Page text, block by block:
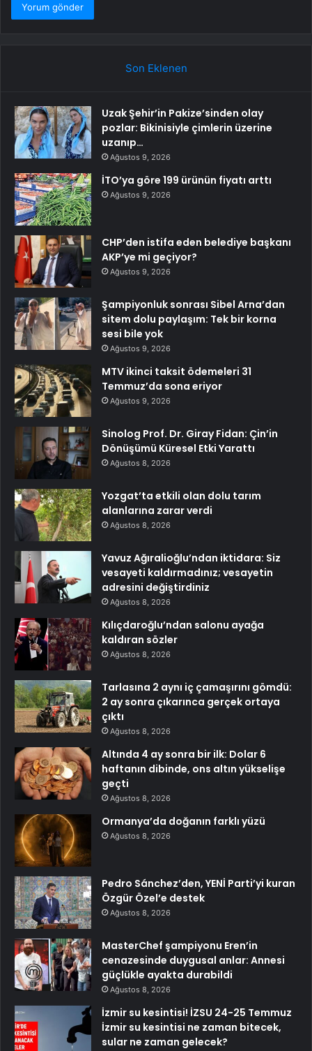
Son Eklenen
Uzak Şehir’in Pakize’sinden olay
pozlar: Bikinisiyle çimlerin üzerine
uzanıp…
Ağustos 9, 2026
İTO’ya göre 199 ürünün fiyatı arttı
Ağustos 9, 2026
CHP’den istifa eden belediye başkanı
AKP’ye mi geçiyor?
Ağustos 9, 2026
Şampiyonluk sonrası Sibel Arna’dan
sitem dolu paylaşım: Tek bir korna
sesi bile yok
Ağustos 9, 2026
MTV ikinci taksit ödemeleri 31
Temmuz’da sona eriyor
Ağustos 9, 2026
Sinolog Prof. Dr. Giray Fidan: Çin’in
Dönüşümü Küresel Etki Yarattı
Ağustos 8, 2026
Yozgat’ta etkili olan dolu tarım
alanlarına zarar verdi
Ağustos 8, 2026
Yavuz Ağıralioğlu’ndan iktidara: Siz
vesayeti kaldırmadınız; vesayetin
adresini değiştirdiniz
Ağustos 8, 2026
Kılıçdaroğlu’ndan salonu ayağa
kaldıran sözler
Ağustos 8, 2026
Tarlasına 2 aynı iç çamaşırını gömdü:
2 ay sonra çıkarınca gerçek ortaya
çıktı
Ağustos 8, 2026
Altında 4 ay sonra bir ilk: Dolar 6
haftanın dibinde, ons altın yükselişe
geçti
Ağustos 8, 2026
Ormanya’da doğanın farklı yüzü
Ağustos 8, 2026
Pedro Sánchez’den, YENİ Parti’yi kuran
Özgür Özel’e destek
Ağustos 8, 2026
MasterChef şampiyonu Eren’in
cenazesinde duygusal anlar: Annesi
güçlükle ayakta durabildi
Ağustos 8, 2026
İzmir su kesintisi! İZSU 24-25 Temmuz
İzmir su kesintisi ne zaman bitecek,
sular ne zaman gelecek?